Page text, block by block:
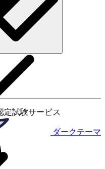
ダークテーマ
定試験サービス